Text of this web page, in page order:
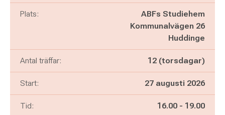
Plats:
ABFs Studiehem
Kommunalvägen 26
Huddinge
Antal träffar: 12 (torsdagar)
Start: 27 augusti 2026
Tid: Pågår mellan
16.00 - och
19.00